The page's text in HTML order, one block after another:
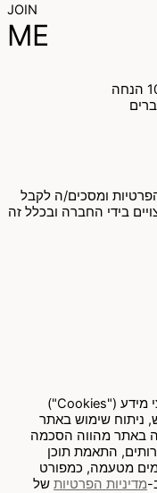
JOIN
ME
ומסכים/ה לקבל
בידי החברה ובכלל זה
לידיעתך, באתר זה אנו עושים שימוש בקובצי מידע ("Cookies")
ניתוח שימוש באתר
באתר מהווה הסכמה
התאמת תוכן
מטעמה, כמפורט
מדיניות הפרטיות של